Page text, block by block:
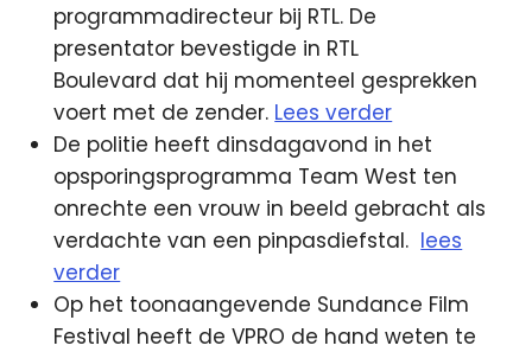
programmadirecteur bij RTL. De
presentator bevestigde in RTL
Boulevard dat hij momenteel gesprekken
voert met de zender. Lees verder
De politie heeft dinsdagavond in het
opsporingsprogramma Team West ten
onrechte een vrouw in beeld gebracht als
verdachte van een pinpasdiefstal. lees
verder
Op het toonaangevende Sundance Film
Festival heeft de VPRO de hand weten te